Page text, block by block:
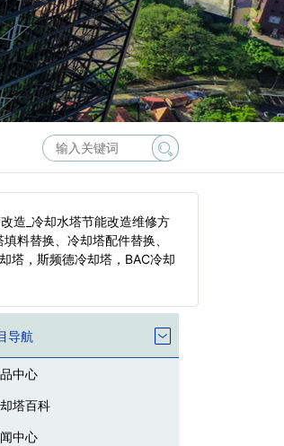
造_冷却水塔节能改造维修方
料替换、冷却塔配件替换、
塔，斯频德冷却塔，BAC冷却
导航
中心
塔百科
中心